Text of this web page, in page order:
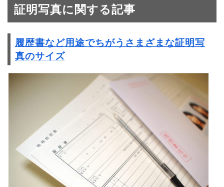
証明写真に関する記事
履歴書など用途でちがうさまざまな証明写
真のサイズ